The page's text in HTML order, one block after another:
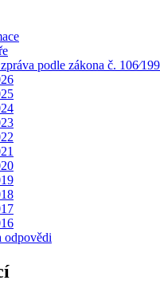
podle zákona č.
odpovědi